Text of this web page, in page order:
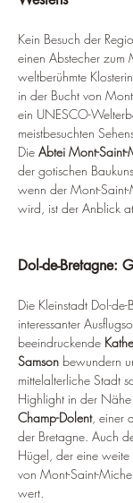
Kein Besuch der
einen Abstecher zum
weltberühmte
in der Bucht von
ein UNESCO-
meistbesuchten
Die Abtei Mont-Saint-
der gotischen
wenn der Mont-
wird, ist der Anblick
Dol-de-Bretagne:
Die Kleinstadt Dol-
interessanter
beeindruckende
Samson bewundern
mittelalterliche Stadt
Highlight in der Nähe
Champ-Dolent, einer
der Bretagne. Auch
Hügel, der eine weite
von Mont-Saint-
wert.